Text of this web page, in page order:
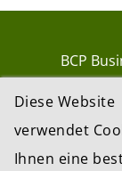
BCP
Diese Website
verwendet
Ihnen eine